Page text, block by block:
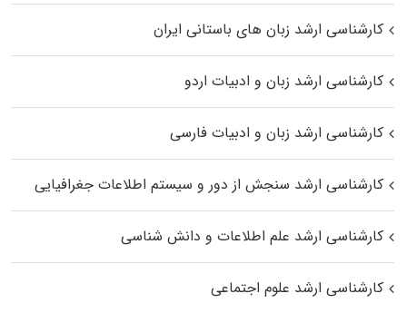
کارشناسی ارشد زبان‌ های باستانی ایران
کارشناسی ارشد زبان و ادبیات اردو
کارشناسی ارشد زبان و ادبیات فارسی
کارشناسی ارشد سنجش از دور و سیستم اطلاعات جغرافیایی
کارشناسی ارشد علم اطلاعات و دانش شناسی
کارشناسی ارشد علوم اجتماعی